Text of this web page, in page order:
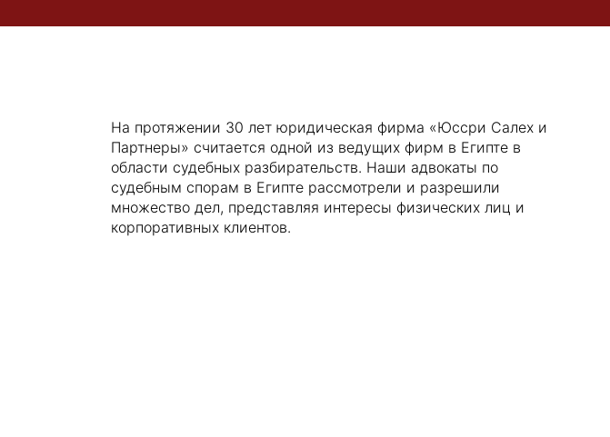
На протяжении 30 лет юридическая фирма «Юссри Салех и
Партнеры» считается одной из ведущих фирм в Египте в
области судебных разбирательств. Наши адвокаты по
судебным спорам в Египте рассмотрели и разрешили
множество дел, представляя интересы физических лиц и
корпоративных клиентов.